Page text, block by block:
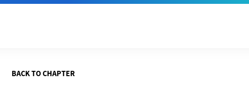
BACK TO CHAPTER